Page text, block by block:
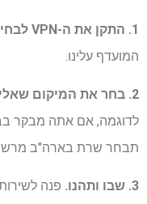
1. התקן את ה-VPN לבחירתך
המועדף עלינו.
2. בחר את המיקום שאליו ברצונך להתחבר באפליקציית VPN.
לדוגמה, אם אתה מבקר
תבחר שרת בארה"ב
3. שבו ותהנו.